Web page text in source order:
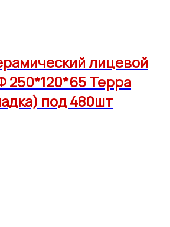
лицевой
250*120*65 Терра
под 480шт